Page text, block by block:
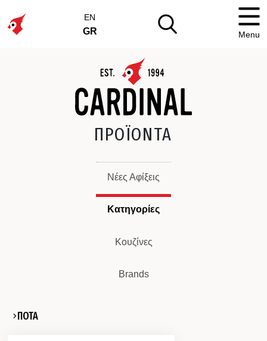
EN
GR Menu
ΠΡΟΪΟΝΤΑ
Νέες Αφίξεις
Κατηγορίες
Κουζίνες
Brands
ΠΟΤΑ